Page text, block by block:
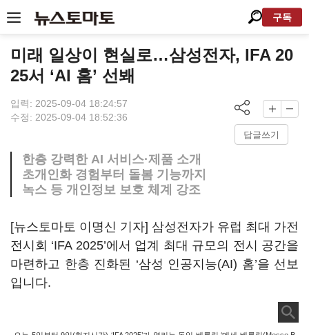
구독
미래 일상이 현실로…삼성전자, IFA 20
25서 ‘AI 홈’ 선봬
입력: 2025-09-04 18:24:57
수정: 2025-09-04 18:52:36
답글쓰기
한층 강력한 AI 서비스·제품 소개
초개인화 경험부터 돌봄 기능까지
녹스 등 개인정보 보호 체계 강조
[뉴스토마토 이명신 기자] 삼성전자가 유럽 최대 가전
전시회 ‘IFA 2025’에서 업계 최대 규모의 전시 공간을
마련하고 한층 진화된 ‘삼성 인공지능(AI) 홈’을 선보
입니다.